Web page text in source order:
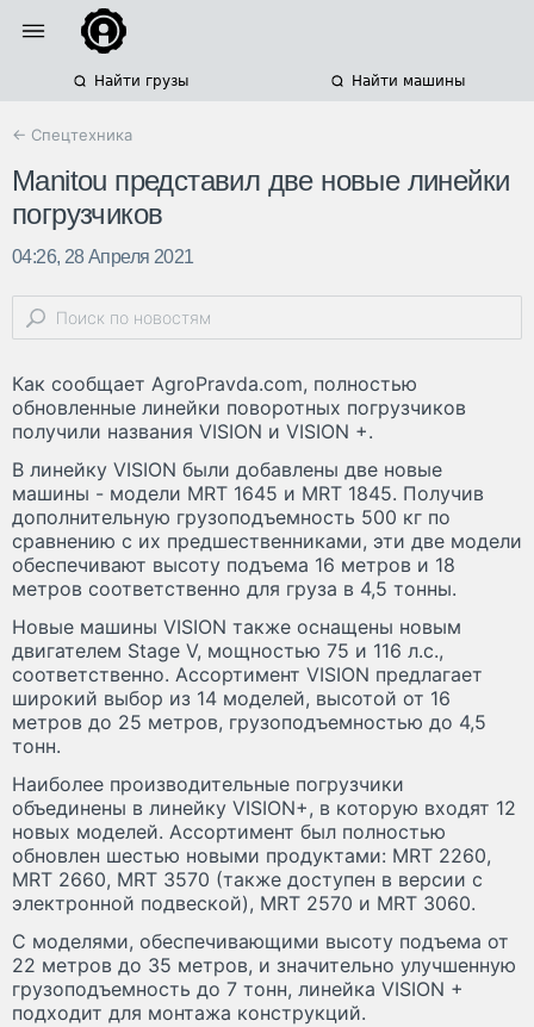
Найти грузы Найти машины
← Спецтехника
Manitou представил две новые линейки
погрузчиков
04:26, 28 Апреля 2021
Как сообщает AgroPravda.com, полностью
обновленные линейки поворотных погрузчиков
получили названия VISION и VISION +.
В линейку VISION были добавлены две новые
машины - модели MRT 1645 и MRT 1845. Получив
дополнительную грузоподъемность 500 кг по
сравнению с их предшественниками, эти две модели
обеспечивают высоту подъема 16 метров и 18
метров соответственно для груза в 4,5 тонны.
Новые машины VISION также оснащены новым
двигателем Stage V, мощностью 75 и 116 л.с.,
соответственно. Ассортимент VISION предлагает
широкий выбор из 14 моделей, высотой от 16
метров до 25 метров, грузоподъемностью до 4,5
тонн.
Наиболее производительные погрузчики
объединены в линейку VISION+, в которую входят 12
новых моделей. Ассортимент был полностью
обновлен шестью новыми продуктами: MRT 2260,
MRT 2660, MRT 3570 (также доступен в версии с
электронной подвеской), MRT 2570 и MRT 3060.
С моделями, обеспечивающими высоту подъема от
22 метров до 35 метров, и значительно улучшенную
грузоподъемность до 7 тонн, линейка VISION +
подходит для монтажа конструкций.